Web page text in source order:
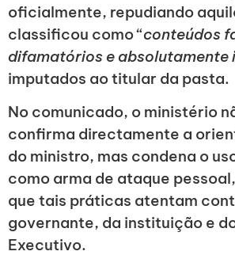
oficialmente, repudiando
classificou como “conteúdos
difamatórios e absolutamente
imputados ao titular da pasta.
No comunicado, o ministério
confirma directamente a
do ministro, mas condena o
como arma de ataque
que tais práticas atentam
governante, da instituição e
Executivo.